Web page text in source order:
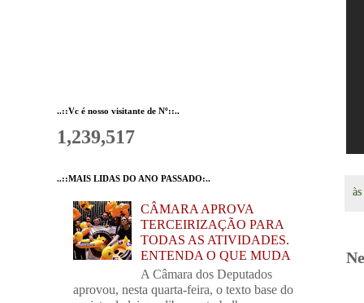
às
..::Vc é nosso visitante de Nº::..
1,239,517
..::MAIS LIDAS DO ANO PASSADO:..
CÂMARA APROVA
TERCEIRIZAÇÃO PARA
TODAS AS ATIVIDADES.
ENTENDA O QUE MUDA
A Câmara dos Deputados
aprovou, nesta quarta-feira, o texto base do